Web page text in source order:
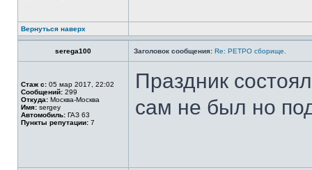
Вернуться наверх
serega100 Заголовок сообщения: Re: РЕТРО сборище.
Стаж с: 05 мар 2017, 22:02
Сообщений: 299
Откуда: Москва-Москва
Имя: sergey
Автомобиль: ГАЗ 63
Пункты репутации: 7
Праздник
сам не был но